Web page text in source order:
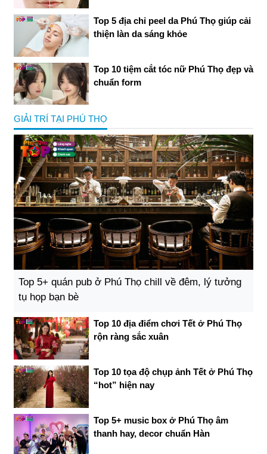
Top 5 địa chỉ peel da Phú Thọ giúp cải
thiện làn da sáng khỏe
Top 10 tiệm cắt tóc nữ Phú Thọ đẹp và
chuẩn form
GIẢI TRÍ TẠI PHÚ THỌ
Top 5+ quán pub ở Phú Thọ chill về đêm, lý tưởng
tụ họp bạn bè
Top 10 địa điểm chơi Tết ở Phú Thọ
rộn ràng sắc xuân
Top 10 tọa độ chụp ảnh Tết ở Phú Thọ
“hot” hiện nay
Top 5+ music box ở Phú Thọ âm
thanh hay, decor chuẩn Hàn